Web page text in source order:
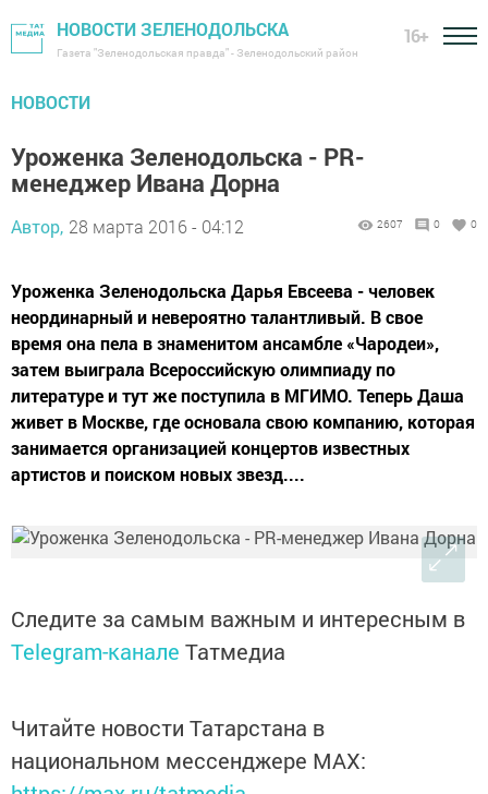
НОВОСТИ ЗЕЛЕНОДОЛЬСКА
Газета "Зеленодольская правда" - Зеленодольский район
16+
НОВОСТИ
Уроженка Зеленодольска - PR-
менеджер Ивана Дорна
Автор, 28 марта 2016 - 04:12 2607 0 0
Уроженка Зеленодольска Дарья Евсеева - человек
неординарный и невероятно талантливый. В свое
время она пела в знаменитом ансамбле «Чародеи»,
затем выиграла Всероссийскую олимпиаду по
литературе и тут же поступила в МГИМО. Теперь Даша
живет в Москве, где основала свою компанию, которая
занимается организацией концертов известных
артистов и поиском новых звезд....
Следите за самым важным и интересным в
Telegram-канале Татмедиа
Читайте новости Татарстана в
национальном мессенджере MАХ: